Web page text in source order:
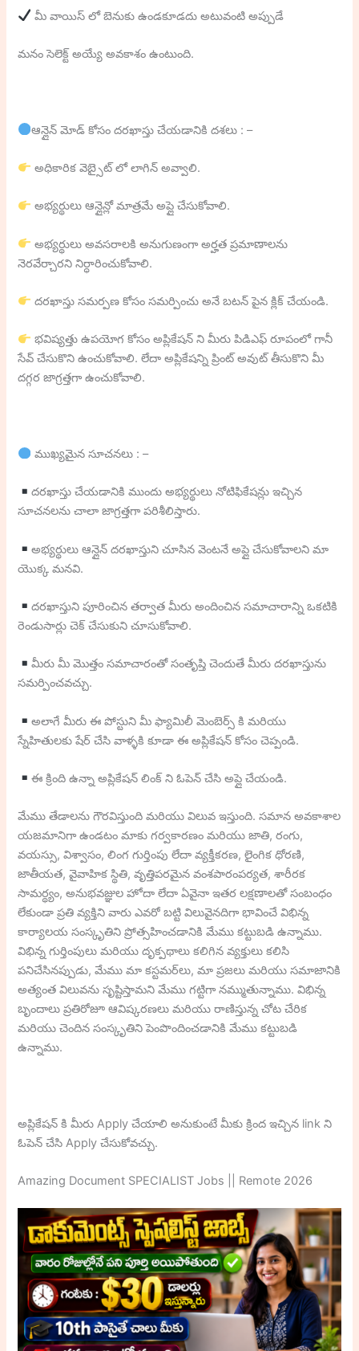
మీ వాయిస్ లో బెనుకు ఉండకూడదు అటువంటి అప్పుడే
మనం సెలెక్ట్ అయ్యే అవకాశం ఉంటుంది.
ఆన్లైన్ మోడ్ కోసం దరఖాస్తు చేయడానికి దశలు : –
అధికారిక వెబ్సైట్ లో లాగిన్ అవ్వాలి.
అభ్యర్థులు ఆన్లైన్లో మాత్రమే అప్లై చేసుకోవాలి.
అభ్యర్థులు అవసరాలకి అనుగుణంగా అర్హత ప్రమాణాలను
నెరవేర్చారని నిర్ధారించుకోవాలి.
దరఖాస్తు సమర్పణ కోసం సమర్పించు అనే బటన్ పైన క్లిక్ చేయండి.
భవిష్యత్తు ఉపయోగ కోసం అప్లికేషన్ ని మీరు పిడిఎఫ్ రూపంలో గానీ
సేవ్ చేసుకొని ఉంచుకోవాలి. లేదా అప్లికేషన్ని ప్రింట్ అవుట్ తీసుకొని మీ
దగ్గర జాగ్రత్తగా ఉంచుకోవాలి.
ముఖ్యమైన సూచనలు : –
దరఖాస్తు చేయడానికి ముందు అభ్యర్థులు నోటిఫికేషన్లు ఇచ్చిన
సూచనలను చాలా జాగ్రత్తగా పరిశీలిస్తారు.
అభ్యర్థులు ఆన్లైన్ దరఖాస్తుని చూసిన వెంటనే అప్లై చేసుకోవాలని మా
యొక్క మనవి.
దరఖాస్తుని పూరించిన తర్వాత మీరు అందించిన సమాచారాన్ని ఒకటికి
రెండుసార్లు చెక్ చేసుకుని చూసుకోవాలి.
మీరు మీ మొత్తం సమాచారంతో సంతృప్తి చెందుతే మీరు దరఖాస్తును
సమర్పించవచ్చు.
అలాగే మీరు ఈ పోస్టుని మీ ఫ్యామిలీ మెంబెర్స్ కి మరియు
స్నేహితులకు షేర్ చేసి వాళ్ళకి కూడా ఈ అప్లికేషన్ కోసం చెప్పండి.
ఈ క్రింది ఉన్నా అప్లికేషన్ లింక్ ని ఓపెన్ చేసి అప్లై చేయండి.
మేము తేడాలను గౌరవిస్తుంది మరియు విలువ ఇస్తుంది. సమాన అవకాశాల
యజమానిగా ఉండటం మాకు గర్వకారణం మరియు జాతి, రంగు,
వయస్సు, విశ్వాసం, లింగ గుర్తింపు లేదా వ్యక్తీకరణ, లైంగిక ధోరణి,
జాతీయత, వైవాహిక స్థితి, వృత్తిపరమైన వంశపారంపర్యత, శారీరక
సామర్థ్యం, ​​అనుభవజ్ఞుల హోదా లేదా ఏవైనా ఇతర లక్షణాలతో సంబంధం
లేకుండా ప్రతి వ్యక్తిని వారు ఎవరో బట్టి విలువైనదిగా భావించే విభిన్న
కార్యాలయ సంస్కృతిని ప్రోత్సహించడానికి మేము కట్టుబడి ఉన్నాము.
విభిన్న గుర్తింపులు మరియు దృక్పథాలు కలిగిన వ్యక్తులు కలిసి
పనిచేసినప్పుడు, మేము మా కస్టమర్‌లు, మా ప్రజలు మరియు సమాజానికి
అత్యంత విలువను సృష్టిస్తామని మేము గట్టిగా నమ్ముతున్నాము. విభిన్న
బృందాలు ప్రతిరోజూ ఆవిష్కరణలు మరియు రాణిస్తున్న చోట చేరిక
మరియు చెందిన సంస్కృతిని పెంపొందించడానికి మేము కట్టుబడి
ఉన్నాము.
అప్లికేషన్ కి మీరు Apply చేయాలి అనుకుంటే మీకు క్రింద ఇచ్చిన link ని
ఓపెన్ చేసి Apply చేసుకోవచ్చు.
Amazing Document SPECIALIST Jobs || Remote 2026